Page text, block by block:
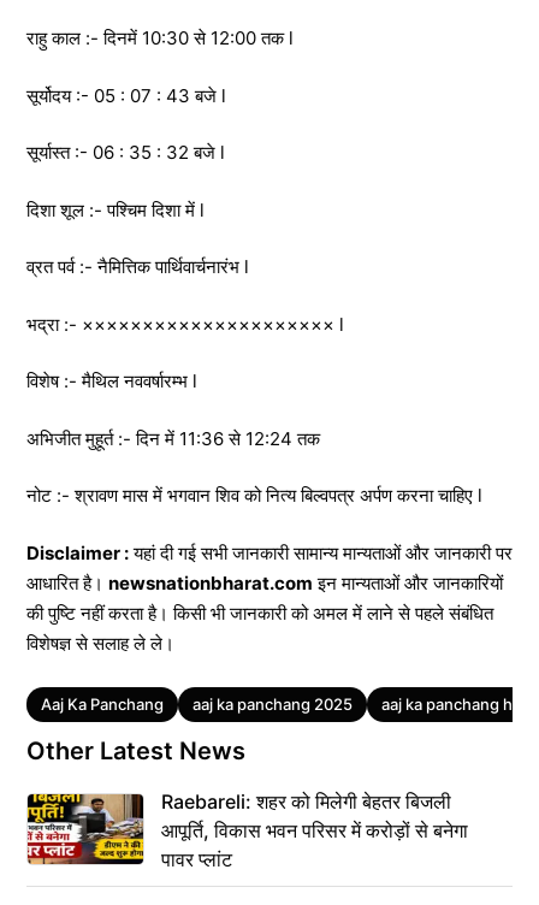
राहु काल :- दिनमें 10:30 से 12:00 तक l
सूर्योदय :- 05 : 07 : 43 बजे l
सूर्यास्त :- 06 : 35 : 32 बजे l
दिशा शूल :- पश्चिम दिशा में l
व्रत पर्व :- नैमित्तिक पार्थिवार्चनारंभ l
भद्रा :- ××××××××××××××××××××× l
विशेष :- मैथिल नववर्षारम्भ l
अभिजीत मुहूर्त :- दिन में 11:36 से 12:24 तक
नोट :- श्रावण मास में भगवान शिव को नित्य बिल्वपत्र अर्पण करना चाहिए l
Disclaimer :यहां दी गई सभी जानकारी सामान्य मान्यताओं और जानकारी पर
आधारित है। newsnationbharat.com इन मान्यताओं और जानकारियों
की पुष्टि नहीं करता है। किसी भी जानकारी को अमल में लाने से पहले संबंधित
विशेषज्ञ से सलाह ले ले।
Tags
Aaj Ka Panchang aaj ka panchang 2025 aaj ka panchang hindi
Other Latest News
Raebareli: शहर को मिलेगी बेहतर बिजली
आपूर्ति, विकास भवन परिसर में करोड़ों से बनेगा
पावर प्लांट